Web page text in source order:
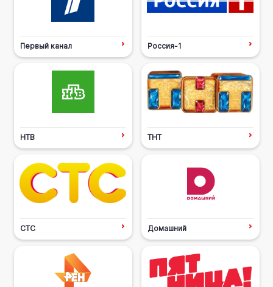
Первый канал Россия-1
НТВ ТНТ
СТС Домашний